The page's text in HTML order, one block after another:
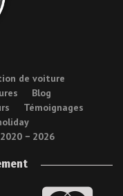
de voiture
Blog
Témoignages
− 2026